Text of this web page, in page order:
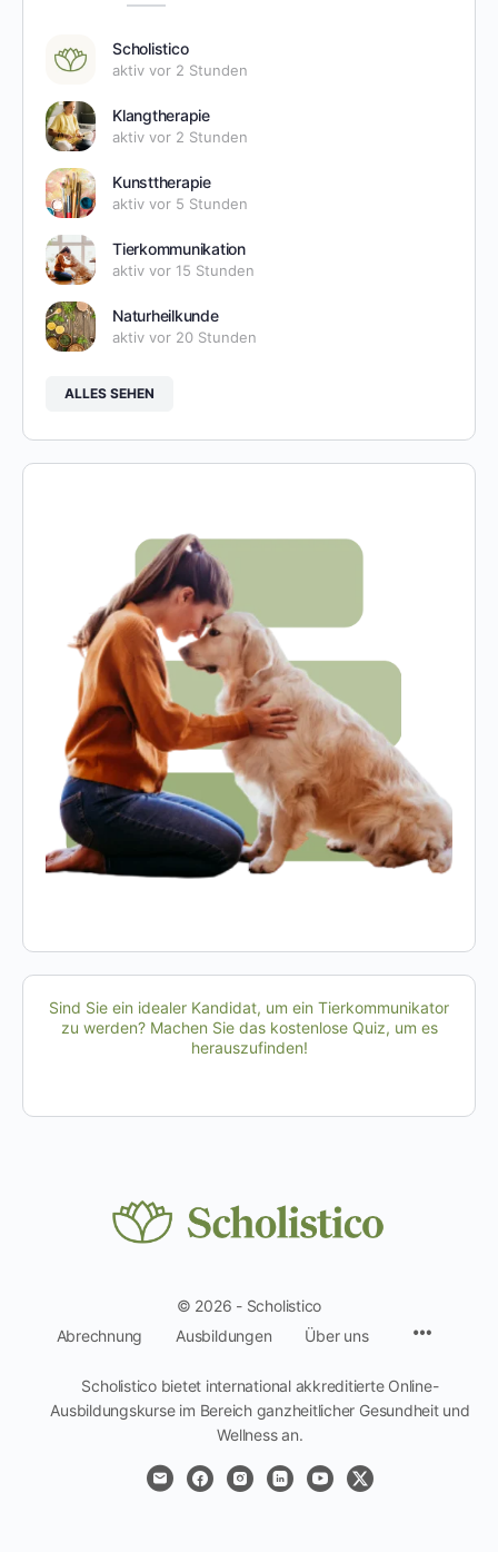
Scholistico
aktiv vor 2 Stunden
Klangtherapie
aktiv vor 2 Stunden
Kunsttherapie
aktiv vor 5 Stunden
Tierkommunikation
aktiv vor 15 Stunden
Naturheilkunde
aktiv vor 20 Stunden
ALLES SEHEN
Sind Sie ein idealer Kandidat, um ein Tierkommunikator
zu werden? Machen Sie das kostenlose Quiz, um es
herauszufinden!
© 2026 - Scholistico
Abrechnung
Ausbildungen Über uns
Scholistico bietet international akkreditierte Online-
Ausbildungskurse im Bereich ganzheitlicher Gesundheit und
Wellness an.